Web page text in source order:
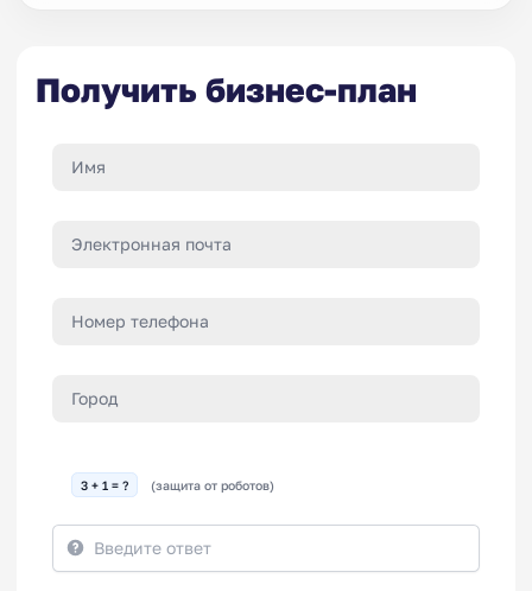
Получить бизнес-план
3 + 1 = ? (защита от роботов)